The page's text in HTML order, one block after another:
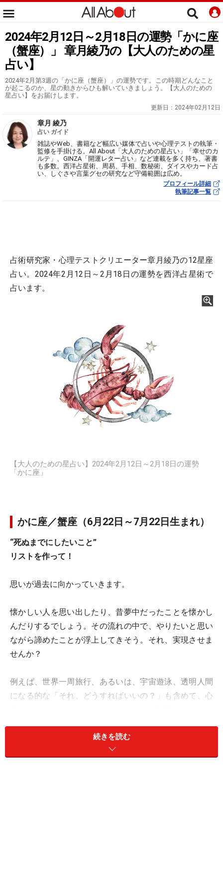
2024年2月12日～2月18日の運勢「かに座
（蟹座）」 章月綾乃の【大人のための星
占い】
2024年2月第3週の「かに座（蟹座）」の運勢です。この時期どんなこと
が起こるのか、星の動きからひも解いていきましょう。【大人のための
星占い】をお届けします。
更新日： 2024年02月12日
章月 綾乃
占い ガイド
雑誌やWeb、書籍など幅広い媒体で占いや心理テストの執筆・
監修を手掛ける。All About「大人のための星占い」「幸せのカ
ルテ」、GINZA「開運レター占い」など連載を多く持ち、著書
も多数。西洋占星術、周易、手相、数秘術、ダイスやカード占
い、しぐさや言葉グセの研究など守備範囲は広め。
プロフィール詳細
執筆記事一覧
占術研究家・心理テストクリエーター章月綾乃の12星座
占い。2024年2月12日～2月18日の運勢を西洋占星術で
占います。
【大人のための星占い】2024年2月12日～2月18日の運勢
「かに座」
かに座／蟹座（6月22日～7月22日生まれ）
“死ぬまでにしたいこと”
リストを作って！
思いが過去に向かっていきます。
懐かしい人を思い出したり、昔夢中だったことを懐かし
んだりするでしょう。その流れの中で、やりたいと思い
ながら諦めたことが浮上してきそう。それ、実現させま
せんか？
例えば、世界一周旅行、あるいは、宇宙遊泳、透明人間
になる的な「それ、どうすればいいの？」も含めて、心
続きを読む